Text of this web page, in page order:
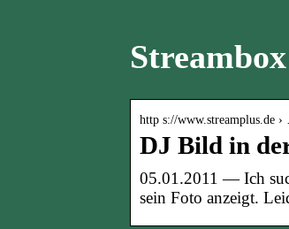
http s://www.streamplus.de
DJ Bild in
05.01.2011 — Ich
sein Foto anzeigt.